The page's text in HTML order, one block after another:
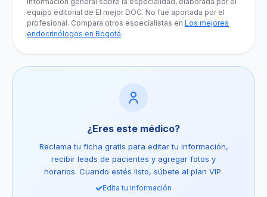
equipo editorial de El mejor DOC. No fue aportada por el
profesional. Compara otros especialistas en Los mejores
endocrinólogos en Bogotá.
¿Eres este médico?
Reclama tu ficha gratis para editar tu información,
recibir leads de pacientes y agregar fotos y
horarios. Cuando estés listo, súbete al plan VIP.
Edita tu información